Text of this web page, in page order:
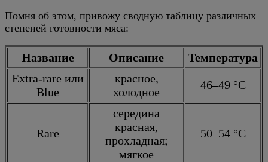
Помня об этом, привожу сводную таблицу различных
степеней готовности мяса:
Название Описание
Температура
Extra-rare или
Blue
красное,
холодное
46–49 °C
Rare
середина
красная,
прохладная;
мягкое
50–54 °C